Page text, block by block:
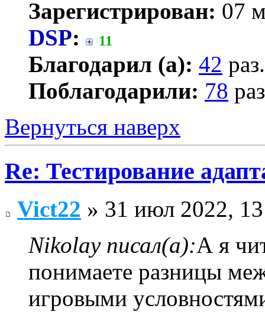
Зарегистрирован: 07
DSP: 11
Благодарил (а): 42 раз.
Поблагодарили: 78
Вернуться наверх
Re: Тестирование
Vict22 » 31 июл 2022,
Nikolay писал(а):А я
понимаете разницы
игровыми